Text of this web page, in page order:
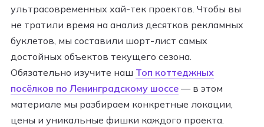
ультрасовременных хай-тек проектов. Чтобы вы
не тратили время на анализ десятков рекламных
буклетов, мы составили шорт-лист самых
достойных объектов текущего сезона.
Обязательно изучите наш Топ коттеджных
посёлков по Ленинградскому шоссе — в этом
материале мы разбираем конкретные локации,
цены и уникальные фишки каждого проекта.